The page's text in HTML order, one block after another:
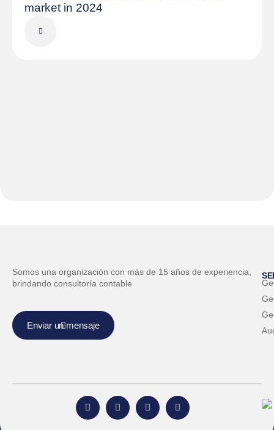
market in 2024
Somos una organización con más de 15 años de experiencia,
brindando consultoría contable
Enviar un mensaje